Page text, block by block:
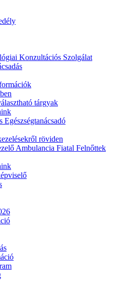
Konzultációs Szolgálat
tárgyak
röviden
Ambulancia Fiatal Felnőttek